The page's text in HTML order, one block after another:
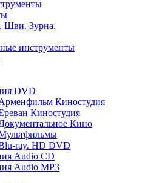
Шви. Зурна.
инструменты
DVD
Киностудия
Киностудия
Кино
ray. HD DVD
Audio CD
Audio MP3